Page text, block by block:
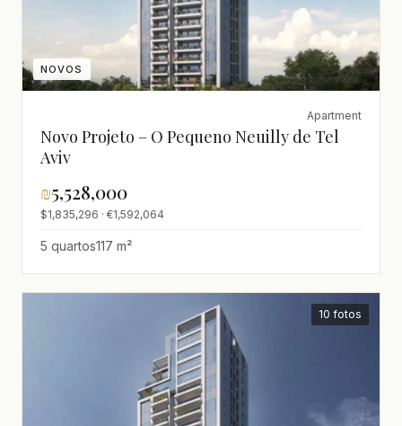
NOVOS
Apartment
Novo Projeto – O Pequeno Neuilly de Tel
Aviv
₪5,528,000
$1,835,296 · €1,592,064
5 quartos117 m²
10 fotos